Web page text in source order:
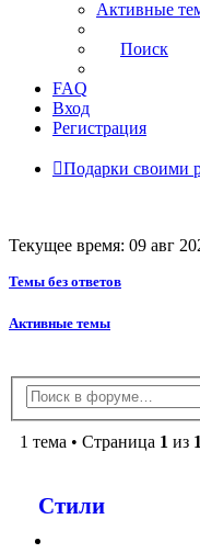
Активные
Поиск
FAQ
Вход
Регистрация
Подарки своими
Текущее время: 09 авг
Темы без ответов
Активные темы
1 тема • Страница 1 из 1
Стили